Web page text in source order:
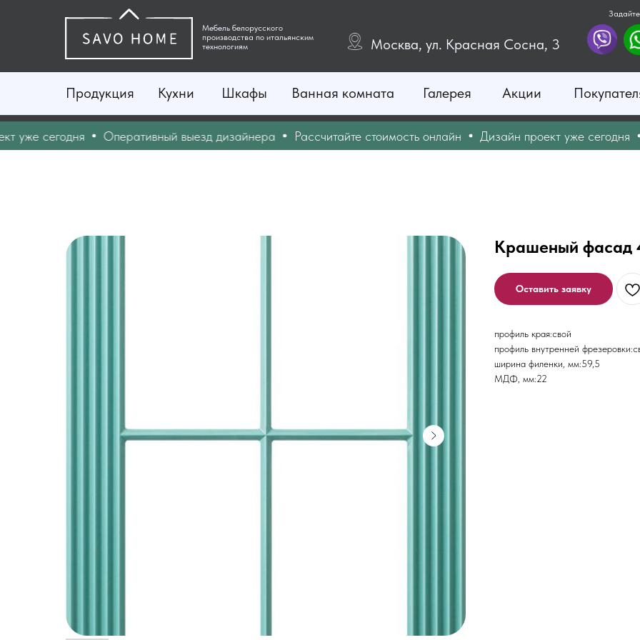
Мебель белорусского
производства по итальянским
технологиям
Галерея
Москва, ул. Красная Сосна, 3
Ванная комната
Продукция Шкафы
Кухни Акции
сегодня Оперативный выезд дизайнера Рассчитайте стоимость онлайн Дизайн проект уже сегодня
Крашеный фасад
Оставить заявку
профиль края:свой
профиль внутренней
ширина филенки, мм:59,5
МДФ, мм:22